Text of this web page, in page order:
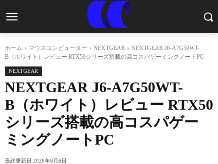
ホーム マウスコンピューター NEXTGEAR
NEXTGEAR J6-A7G50WT-
B（ホワイト）レビュー RTX50シリーズ搭載の高コスパゲーミングノートPC
NEXTGEAR
NEXTGEAR J6-A7G50WT-
B（ホワイト）レビュー RTX50
シリーズ搭載の高コスパゲー
ミングノートPC
最終更新日 2026年8月6日